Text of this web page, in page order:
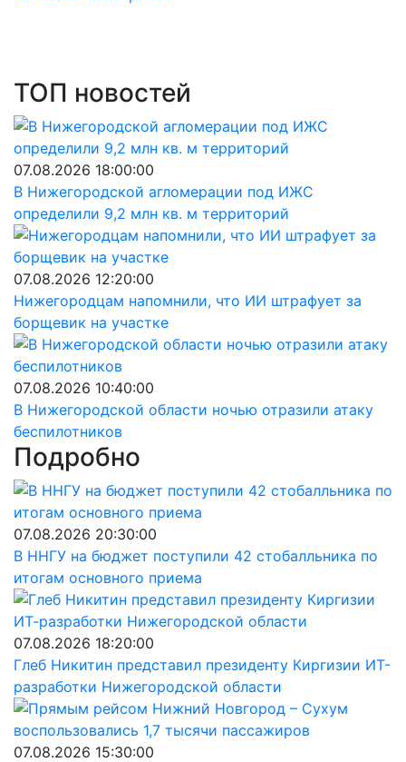
ТОП новостей
07.08.2026 18:00:00
В Нижегородской агломерации под ИЖС
определили 9,2 млн кв. м территорий
07.08.2026 12:20:00
Нижегородцам напомнили, что ИИ штрафует за
борщевик на участке
07.08.2026 10:40:00
В Нижегородской области ночью отразили атаку
беспилотников
Подробно
07.08.2026 20:30:00
В ННГУ на бюджет поступили 42 стобалльника по
итогам основного приема
07.08.2026 18:20:00
Глеб Никитин представил президенту Киргизии ИТ-
разработки Нижегородской области
07.08.2026 15:30:00